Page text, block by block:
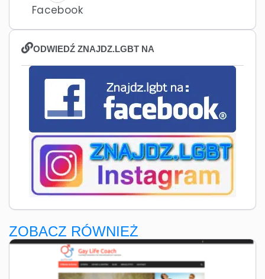
Facebook
ODWIEDŹ ZNAJDZ.LGBT NA
ZOBACZ RÓWNIEŻ